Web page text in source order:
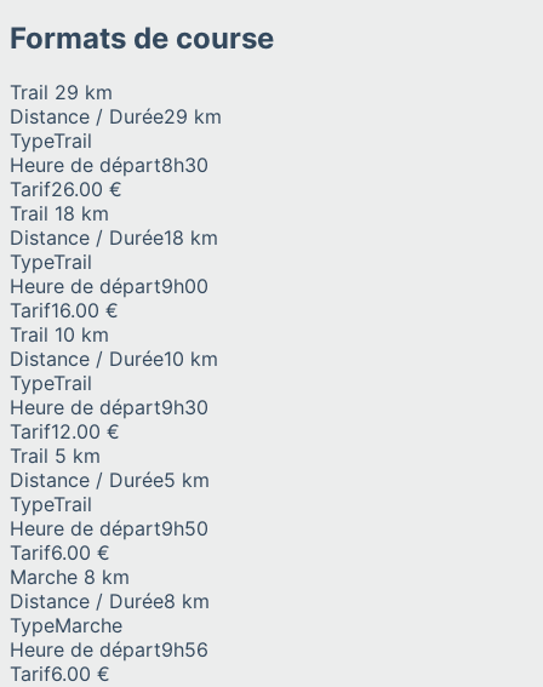
Formats de course
Trail 29 km
Distance / Durée29 km
TypeTrail
Heure de départ8h30
Tarif26.00 €
Trail 18 km
Distance / Durée18 km
TypeTrail
Heure de départ9h00
Tarif16.00 €
Trail 10 km
Distance / Durée10 km
TypeTrail
Heure de départ9h30
Tarif12.00 €
Trail 5 km
Distance / Durée5 km
TypeTrail
Heure de départ9h50
Tarif6.00 €
Marche 8 km
Distance / Durée8 km
TypeMarche
Heure de départ9h56
Tarif6.00 €